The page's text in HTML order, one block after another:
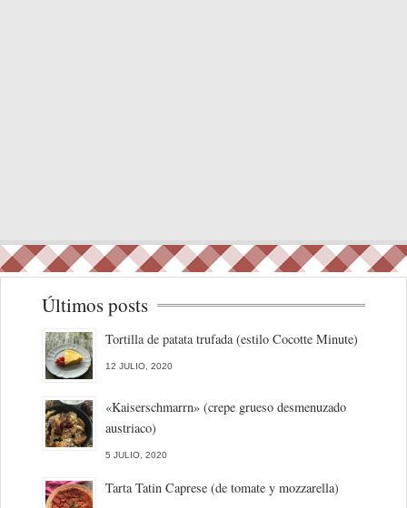
Últimos posts
Tortilla de patata trufada (estilo Cocotte Minute)
12 JULIO, 2020
«Kaiserschmarrn» (crepe grueso desmenuzado
austriaco)
5 JULIO, 2020
Tarta Tatin Caprese (de tomate y mozzarella)